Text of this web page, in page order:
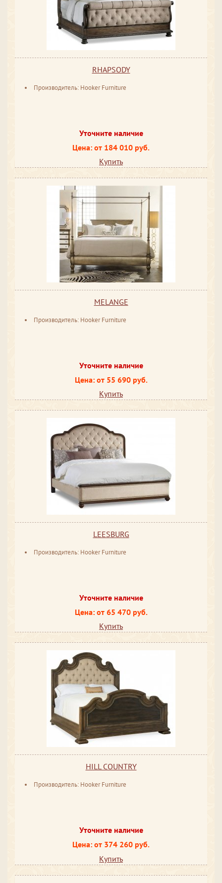
RHAPSODY
Производитель: Hooker Furniture
Уточните наличие
Цена: от 184 010 руб.
Купить
MELANGE
Производитель: Hooker Furniture
Уточните наличие
Цена: от 55 690 руб.
Купить
LEESBURG
Производитель: Hooker Furniture
Уточните наличие
Цена: от 65 470 руб.
Купить
HILL COUNTRY
Производитель: Hooker Furniture
Уточните наличие
Цена: от 374 260 руб.
Купить